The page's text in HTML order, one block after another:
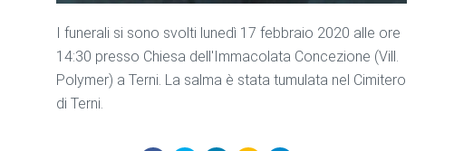
I funerali si sono svolti lunedì 17 febbraio 2020 alle ore
14:30 presso Chiesa dell'Immacolata Concezione (Vill.
Polymer) a Terni. La salma è stata tumulata nel Cimitero
di Terni.